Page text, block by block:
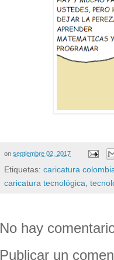
on septiembre 02, 2017
Etiquetas: caricatura
caricatura tecnológica
No hay
Publicar un